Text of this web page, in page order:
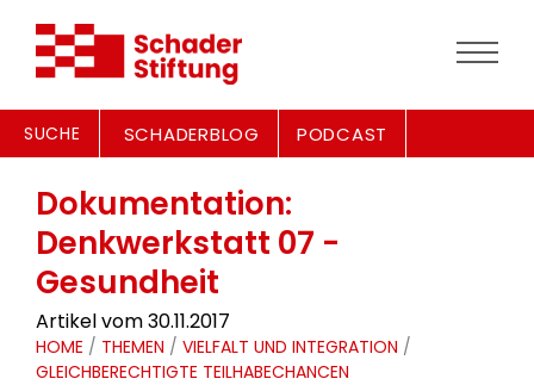
SUCHE SCHADERBLOG PODCAST
Dokumentation:
Denkwerkstatt 07 -
Gesundheit
Artikel vom 30.11.2017
HOME / THEMEN / VIELFALT UND INTEGRATION /
GLEICHBERECHTIGTE TEILHABECHANCEN